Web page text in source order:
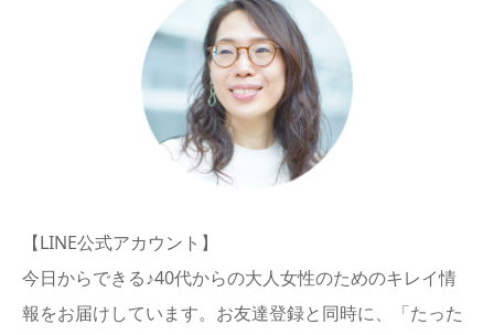
【LINE公式アカウント】
今日からできる♪40代からの大人女性のためのキレイ情
報をお届けしています。お友達登録と同時に、「たった